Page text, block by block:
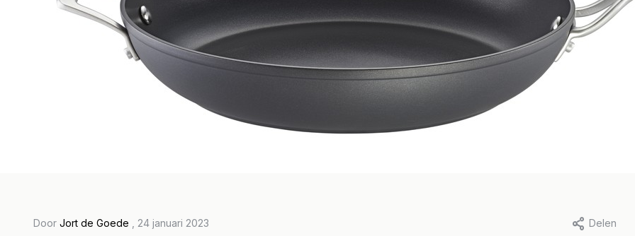
Door Jort de Goede , 24 januari 2023 Delen
Alles wat u moet